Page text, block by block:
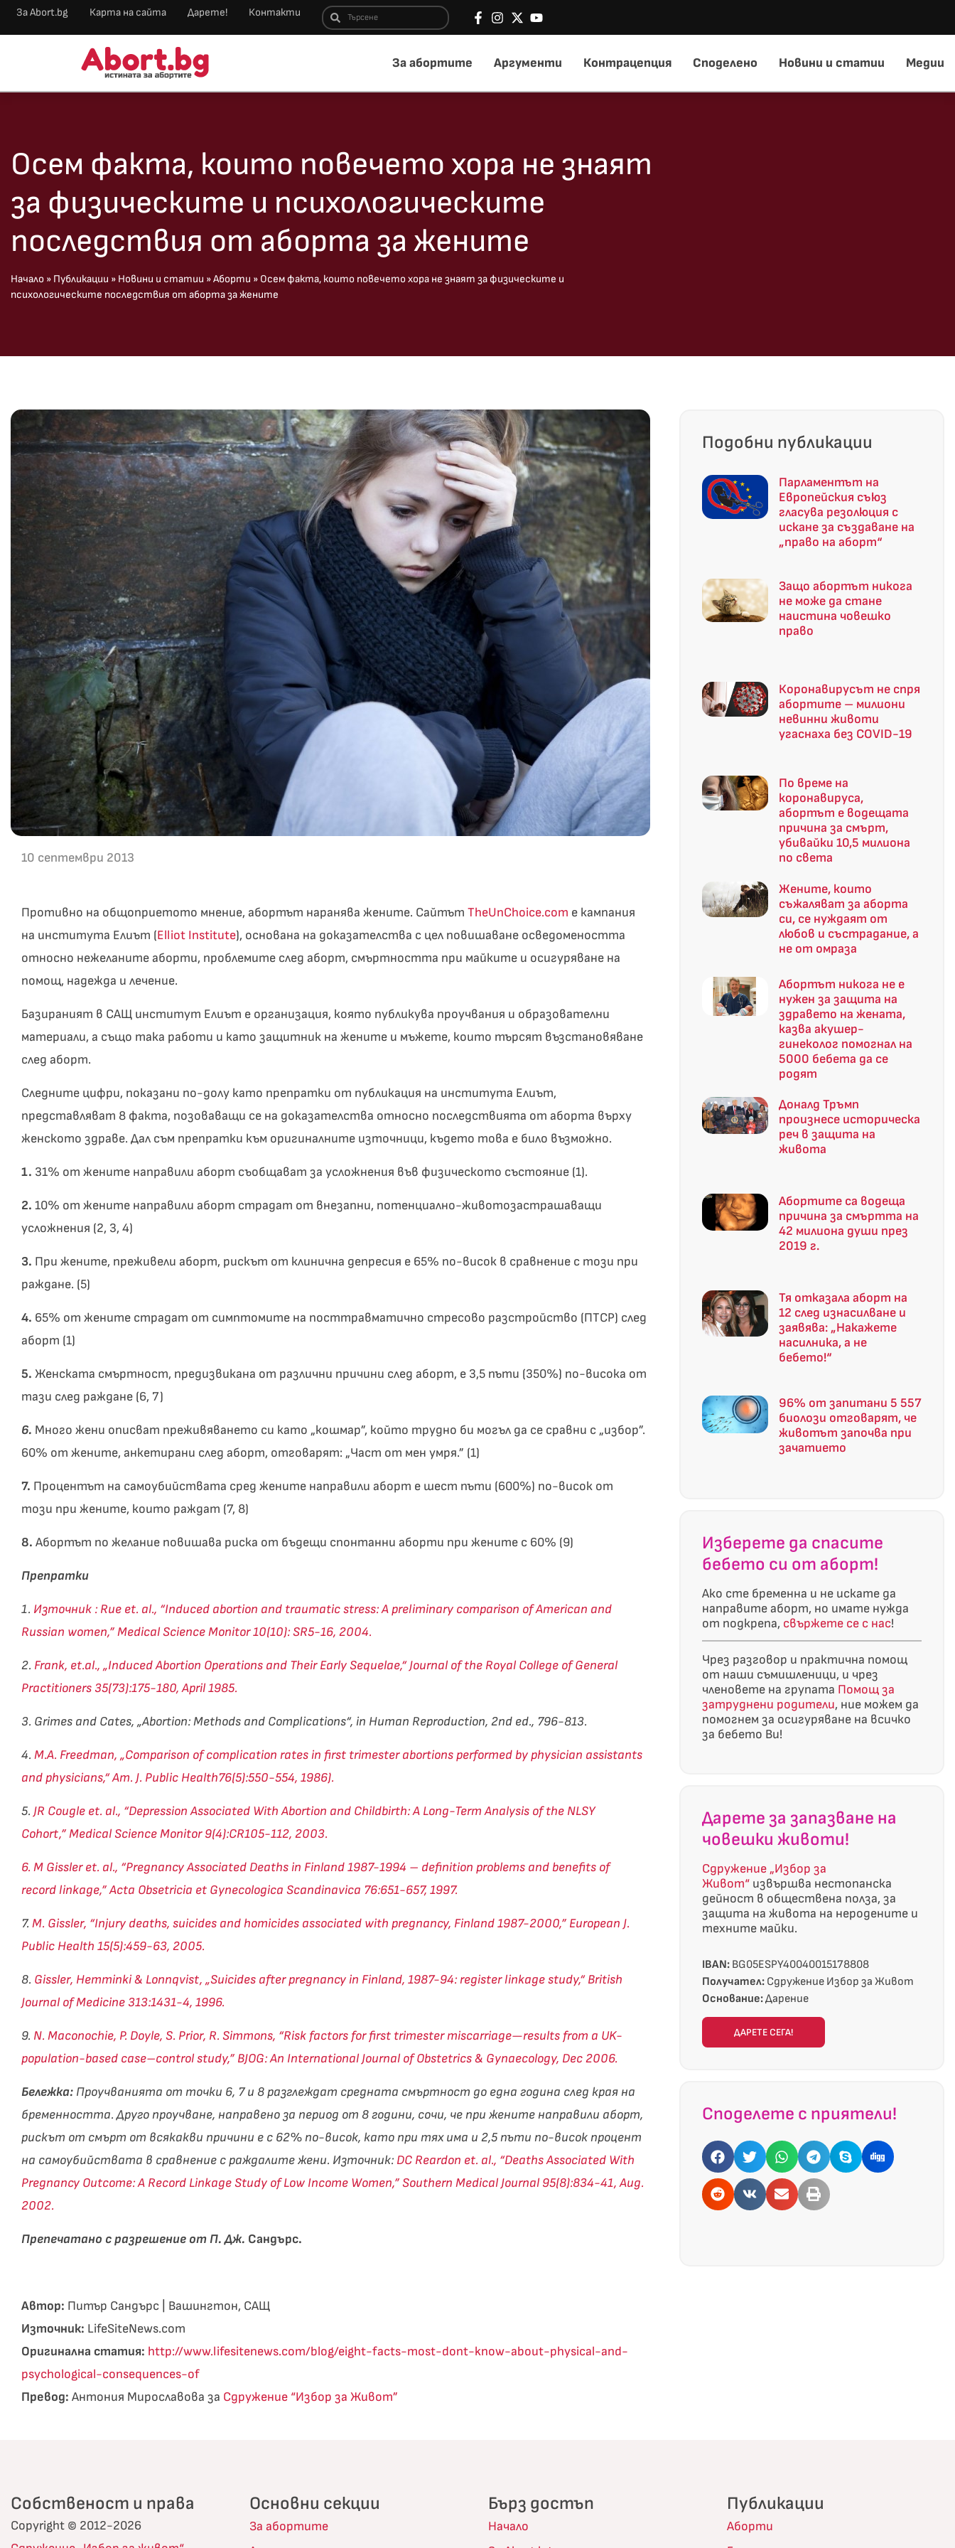
За Abort.bg Карта на сайта Дарете! Контакти
За абортите Аргументи Контрацепция Споделено Новини и статии Медии
Осем факта, които повечето хора не знаят
за физическите и психологическите
последствия от аборта за жените
Начало » Публикации » Новини и статии »Аборти » Осем факта, които повечето хора не знаят за физическите и
психологическите последствия от аборта за жените
10 септември 2013
Противно на общоприетото мнение, абортът наранява жените. Сайтът TheUnChoice.com е кампания
на института Елиът (Elliot Institute), основана на доказателства с цел повишаване осведомеността
относно нежеланите аборти, проблемите след аборт, смъртността при майките и осигуряване на
помощ, надежда и лечение.
Базираният в САЩ институт Елиът е организация, която публикува проучвания и образователни
материали, а също така работи и като защитник на жените и мъжете, които търсят възстановяване
след аборт.
Следните цифри, показани по-долу като препратки от публикация на института Елиът,
представляват 8 факта, позоваващи се на доказателства относно последствията от аборта върху
женското здраве. Дал съм препратки към оригиналните източници, където това е било възможно.
1. 31% от жените направили аборт съобщават за усложнения във физическото състояние (1).
2. 10% от жените направили аборт страдат от внезапни, потенциално-животозастрашаващи
усложнения (2, 3, 4)
3. При жените, преживели аборт, рискът от клинична депресия е 65% по-висок в сравнение с този при
раждане. (5)
4. 65% от жените страдат от симптомите на посттравматично стресово разстройство (ПТСР) след
аборт (1)
5. Женската смъртност, предизвикана от различни причини след аборт, е 3,5 пъти (350%) по-висока от
тази след раждане (6, 7)
6. Много жени описват преживяването си като „кошмар”, който трудно би могъл да се сравни с „избор”.
60% от жените, анкетирани след аборт, отговарят: „Част от мен умря.” (1)
7. Процентът на самоубийствата сред жените направили аборт е шест пъти (600%) по-висок от
този при жените, които раждат (7, 8)
8. Абортът по желание повишава риска от бъдещи спонтанни аборти при жените с 60% (9)
Препратки
1. Източник : Rue et. al., “Induced abortion and traumatic stress: A preliminary comparison of American and
Russian women,” Medical Science Monitor 10(10): SR5-16, 2004.
2. Frank, et.al., „Induced Abortion Operations and Their Early Sequelae,“ Journal of the Royal College of General
Practitioners 35(73):175-180, April 1985.
3. Grimes and Cates, „Abortion: Methods and Complications“, in Human Reproduction, 2nd ed., 796-813.
4. M.A. Freedman, „Comparison of complication rates in first trimester abortions performed by physician assistants
and physicians,“ Am. J. Public Health76(5):550-554, 1986).
5. JR Cougle et. al., “Depression Associated With Abortion and Childbirth: A Long-Term Analysis of the NLSY
Cohort,” Medical Science Monitor 9(4):CR105-112, 2003.
6. M Gissler et. al., “Pregnancy Associated Deaths in Finland 1987-1994 – definition problems and benefits of
record linkage,” Acta Obsetricia et Gynecologica Scandinavica 76:651-657, 1997.
7.M. Gissler, “Injury deaths, suicides and homicides associated with pregnancy, Finland 1987-2000,” European J.
Public Health 15(5):459-63, 2005.
8. Gissler, Hemminki & Lonnqvist, „Suicides after pregnancy in Finland, 1987-94: register linkage study,“ British
Journal of Medicine 313:1431-4, 1996.
9. N. Maconochie, P. Doyle, S. Prior, R. Simmons, “Risk factors for first trimester miscarriage—results from a UK-
population-based case–control study,” BJOG: An International Journal of Obstetrics & Gynaecology, Dec 2006.
Бележка: Проучванията от точки 6, 7 и 8 разглеждат средната смъртност до една година след края на
бременността. Друго проучване, направено за период от 8 години, сочи, че при жените направили аборт,
рискът от смърт от всякакви причини е с 62% по-висок, като при тях има и 2,5 пъти по-висок процент
на самоубийствата в сравнение с раждалите жени. Източник: DC Reardon et. al., “Deaths Associated With
Pregnancy Outcome: A Record Linkage Study of Low Income Women,” Southern Medical Journal 95(8):834-41, Aug.
2002.
Препечатано с разрешение от П. Дж. Сандърс.
Автор: Питър Сандърс | Вашингтон, САЩ
Източник: LifeSiteNews.com
Оригинална статия: http://www.lifesitenews.com/blog/eight-facts-most-dont-know-about-physical-and-
psychological-consequences-of
Превод: Антония Мирославова за Сдружение “Избор за Живот”
Подобни публикации
Парламентът на
Европейския съюз
гласува резолюция с
искане за създаване на
„право на аборт“
Защо абортът никога
не може да стане
наистина човешко
право
Коронавирусът не спря
абортите – милиони
невинни животи
угаснаха без COVID-19
По време на
коронавируса,
абортът е водещата
причина за смърт,
убивайки 10,5 милиона
по света
Жените, които
съжаляват за аборта
си, се нуждаят от
любов и състрадание, а
не от омраза
Абортът никога не е
нужен за защита на
здравето на жената,
казва акушер-
гинеколог помогнал на
5000 бебета да се
родят
Доналд Тръмп
произнесе историческа
реч в защита на
живота
Абортите са водеща
причина за смъртта на
42 милиона души през
2019 г.
Тя отказала аборт на
12 след изнасилване и
заявява: „Накажете
насилника, а не
бебето!“
96% от запитани 5 557
биолози отговарят, че
животът започва при
зачатието
Изберете да спасите
бебето си от аборт!
Ако сте бременна и не искате да
направите аборт, но имате нужда
от подкрепа, свържете се с нас!
Чрез разговор и практична помощ
от наши съмишленици, и чрез
членовете на групата Помощ за
затруднени родители, ние можем да
помогнем за осигуряване на всичко
за бебето Ви!
Дарете за запазване на
човешки животи!
Сдружение „Избор за
Живот“извършва нестопанска
дейност в обществена полза, за
защита на живота на неродените и
техните майки.
IBAN:BG05ESPY40040015178808
Получател:Сдружение Избор за Живот
Основание:Дарение
ДАРЕТЕ СЕГА!
Споделете с приятели!
Собственост и права
Copyright © 2012-2026
Основни секции
За абортите
Бърз достъп
Начало
Публикации
Аборти